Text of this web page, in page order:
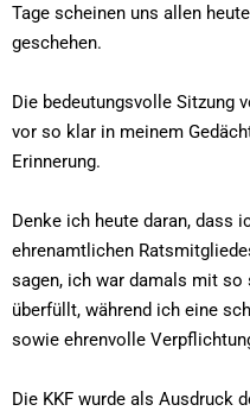
Tage scheinen uns allen
geschehen.
Die bedeutungsvolle Sitzung
vor so klar in meinem
Erinnerung.
Denke ich heute daran, dass
ehrenamtlichen
sagen, ich war damals mit so
überfüllt, während ich eine
sowie ehrenvolle
Die KKF wurde als Ausdruck